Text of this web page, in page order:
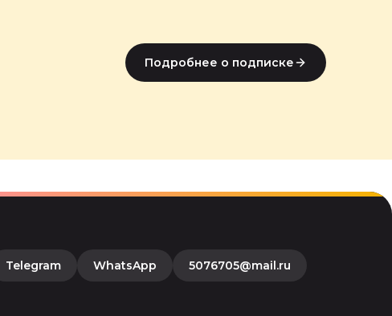
Подробнее о подписке
Telegram WhatsApp 5076705@mail.ru